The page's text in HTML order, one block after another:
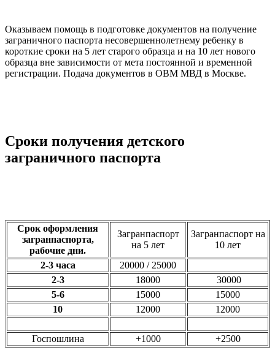
Оказываем помощь в подготовке документов на получение
заграничного паспорта несовершеннолетнему ребенку в
короткие сроки на 5 лет старого образца и на 10 лет нового
образца вне зависимости от мета постоянной и временной
регистрации. Подача документов в ОВМ МВД в Москве.
Сроки получения детского
заграничного паспорта
Срок оформления
загранпаспорта,
рабочие дни.
Загранпаспорт
на 5 лет
Загранпаспорт на
10 лет
2-3 часа
20000 / 25000
2-3
18000
30000
5-6
15000
15000
10
12000 12000
Госпошлина +1000 +2500